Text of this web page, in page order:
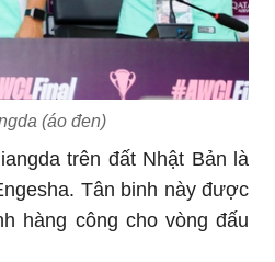
(áo đen)
trên đất Nhật Bản là
Tân binh này được
hàng công cho vòng đấu